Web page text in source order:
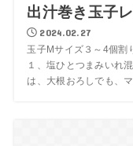
出汁巻き玉子
2024.02.27
玉子Mサイズ３～4個割
１、塩ひとつまみいれ
は、大根おろしでも、